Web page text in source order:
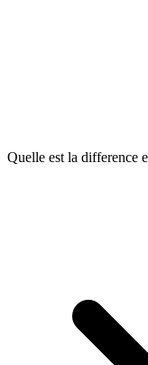
Quelle est la difference